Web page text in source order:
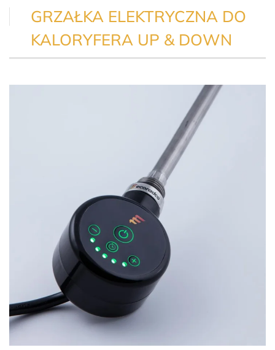
GRZAŁKA ELEKTRYCZNA DO
KALORYFERA UP & DOWN